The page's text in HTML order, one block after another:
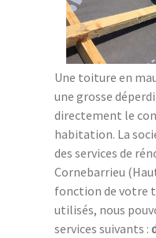
Une toiture en
une grosse
directement le
habitation. La
des services de
Cornebarrieu
fonction de votre
utilisés, nous
services suivants :